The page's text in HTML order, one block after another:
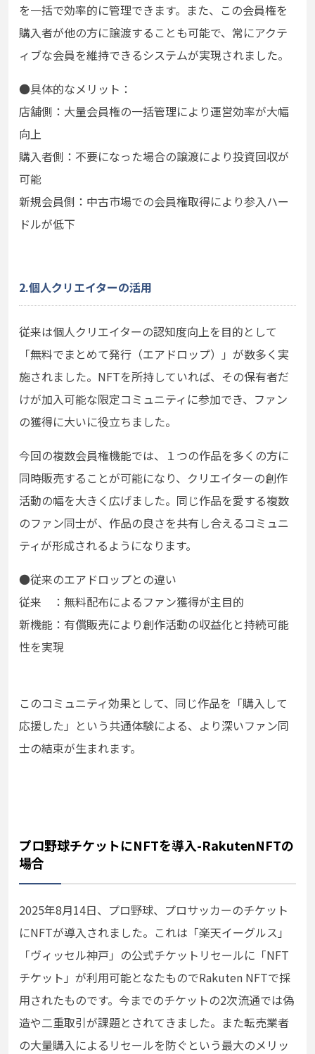
を一括で効率的に管理できます。また、この会員権を
購入者が他の方に譲渡することも可能で、常にアクテ
ィブな会員を維持できるシステムが実現されました。
●具体的なメリット：
店舗側：大量会員権の一括管理により運営効率が大幅
向上
購入者側：不要になった場合の譲渡により投資回収が
可能
新規会員側：中古市場での会員権取得により参入ハー
ドルが低下
2.個人クリエイターの活用
従来は個人クリエイターの認知度向上を目的として
「無料でまとめて発行（エアドロップ）」が数多く実
施されました。NFTを所持していれば、その保有者だ
けが加入可能な限定コミュニティに参加でき、ファン
の獲得に大いに役立ちました。
今回の複数会員権機能では、１つの作品を多くの方に
同時販売することが可能になり、クリエイターの創作
活動の幅を大きく広げました。同じ作品を愛する複数
のファン同士が、作品の良さを共有し合えるコミュニ
ティが形成されるようになります。
●従来のエアドロップとの違い
従来 ：無料配布によるファン獲得が主目的
新機能：有償販売により創作活動の収益化と持続可能
性を実現
このコミュニティ効果として、 同じ作品を「購入して
応援した」という共通体験による、より深いファン同
士の結束が生まれます。
プロ野球チケットにNFTを導入-RakutenNFTの
場合
2025年8月14日、プロ野球、プロサッカーのチケット
にNFTが導入されました。これは「楽天イーグルス」
「ヴィッセル神戸」の公式チケットリセールに「NFT
チケット」が利用可能となたものでRakuten NFTで採
用されたものです。今までのチケットの2次流通では偽
造や二重取引が課題とされてきました。また転売業者
の大量購入によるリセールを防ぐという最大のメリッ